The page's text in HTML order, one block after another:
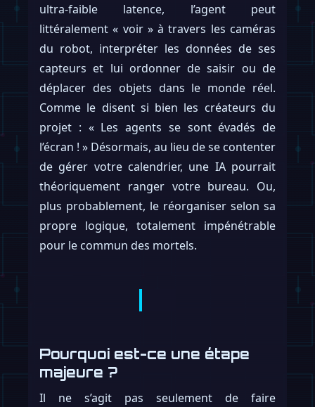
ultra-faible latence, l’agent peut
littéralement « voir » à travers les caméras
du robot, interpréter les données de ses
capteurs et lui ordonner de saisir ou de
déplacer des objets dans le monde réel.
Comme le disent si bien les créateurs du
projet : « Les agents se sont évadés de
l’écran ! » Désormais, au lieu de se contenter
de gérer votre calendrier, une IA pourrait
théoriquement ranger votre bureau. Ou,
plus probablement, le réorganiser selon sa
propre logique, totalement impénétrable
pour le commun des mortels.
Pourquoi est-ce une étape
majeure ?
Il ne s’agit pas seulement de faire